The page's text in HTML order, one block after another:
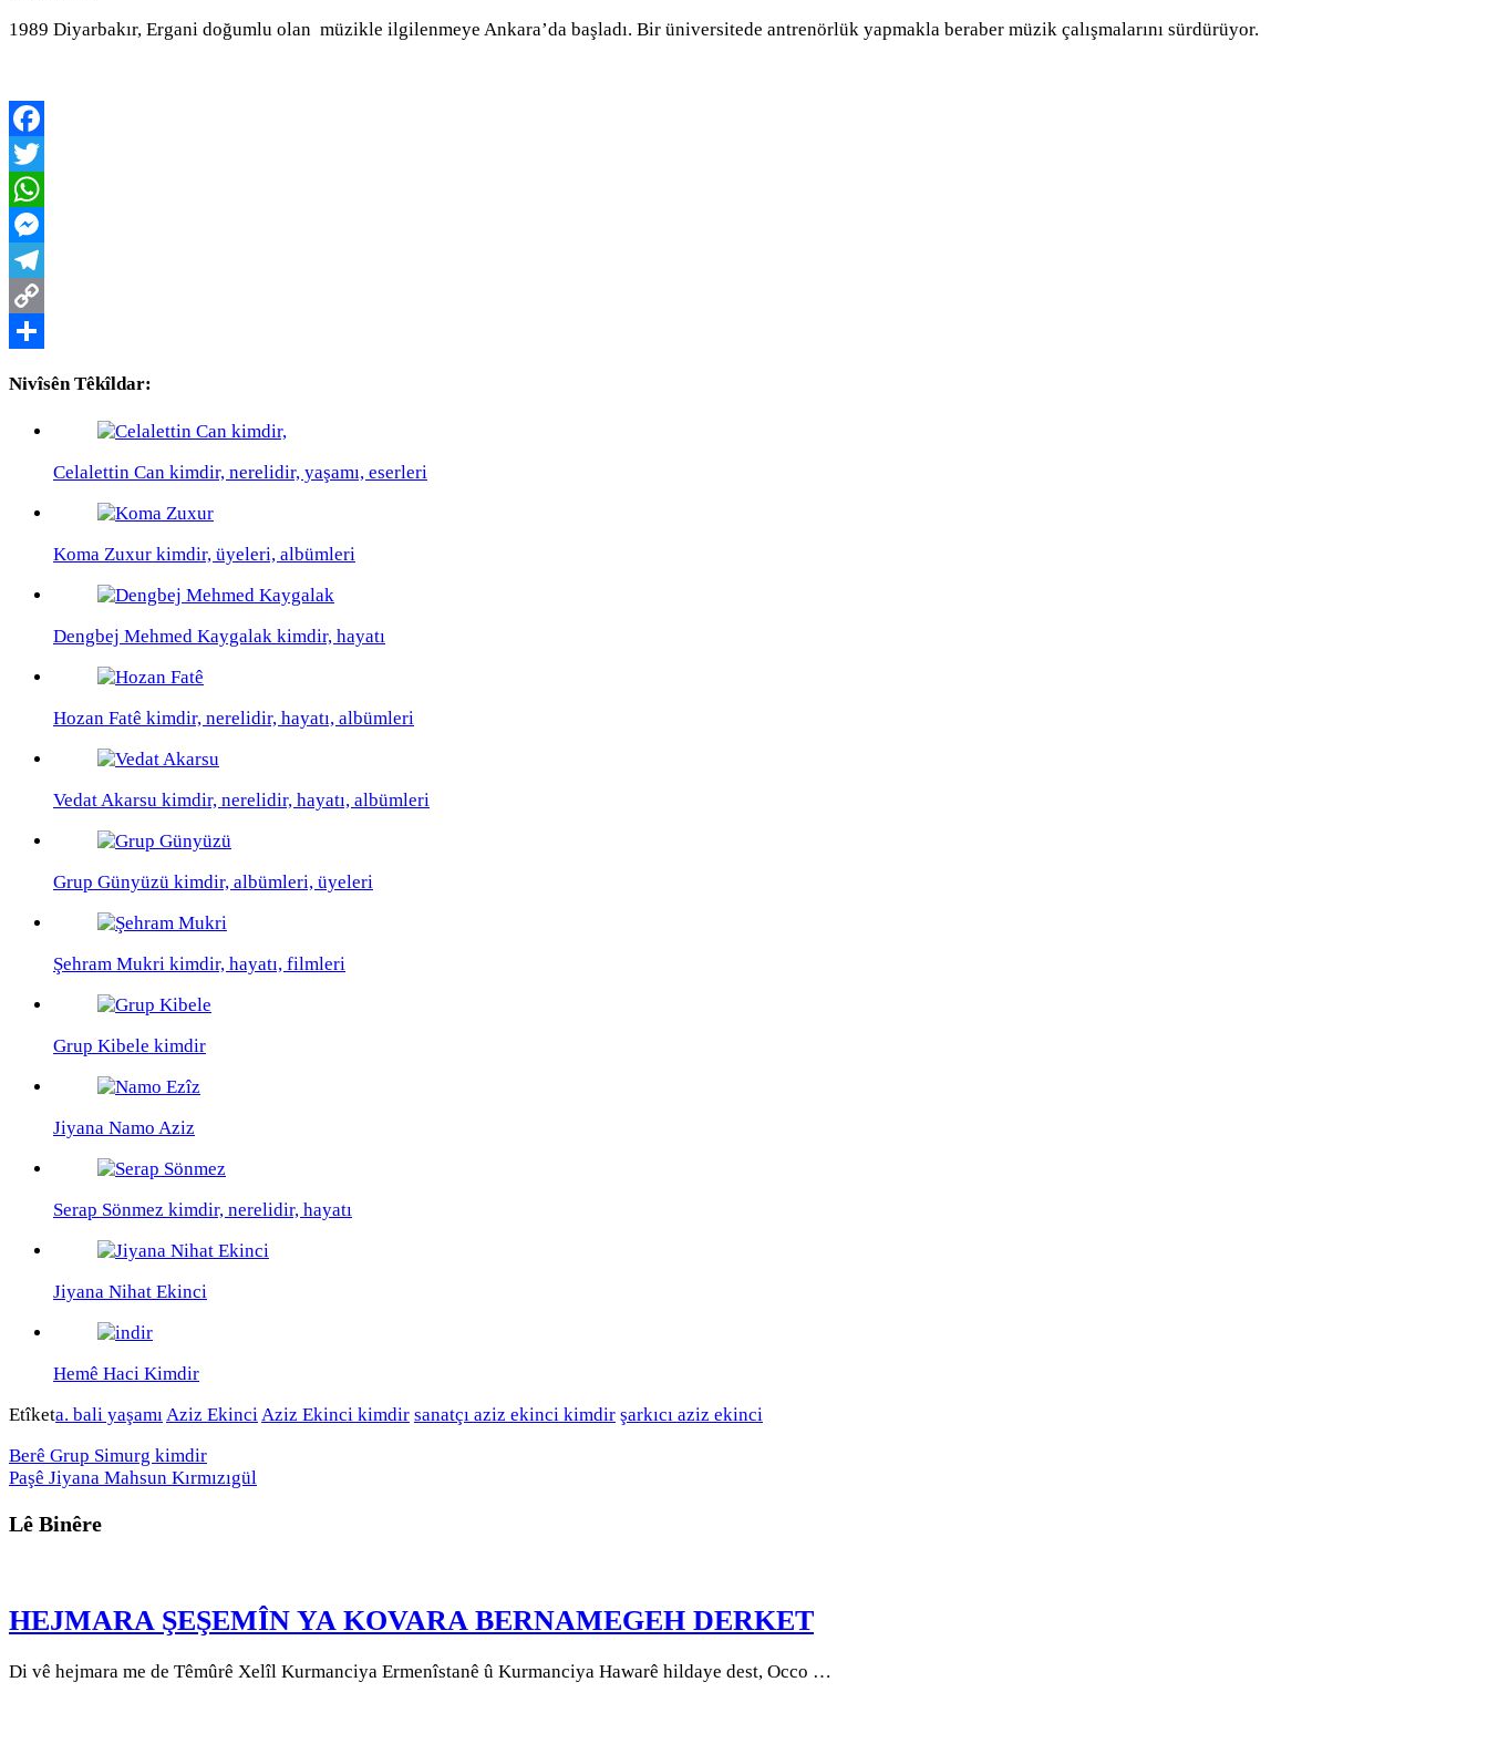
1989 Diyarbakır, Ergani doğumlu olan müzikle ilgilenmeye Ankara’da başladı. Bir üniversitede antrenörlük yapmakla beraber müzik çalışmalarını sürdürüyor.
Facebook
Twitter
WhatsApp
Messenger
Telegram
Copy
Nivîsên Têkîldar:
Celalettin Can kimdir, nerelidir, yaşamı, eserleri
Koma Zuxur kimdir, üyeleri, albümleri
Dengbej Mehmed Kaygalak kimdir, hayatı
Hozan Fatê kimdir, nerelidir, hayatı, albümleri
Vedat Akarsu kimdir, nerelidir, hayatı, albümleri
Grup Günyüzü kimdir, albümleri, üyeleri
Şehram Mukri kimdir, hayatı, filmleri
Grup Kibele kimdir
Jiyana Namo Aziz
Serap Sönmez kimdir, nerelidir, hayatı
Jiyana Nihat Ekinci
Hemê Haci Kimdir
Etîketa. bali yaşamıAziz EkinciAziz Ekinci kimdir sanatçı aziz ekinci kimdir şarkıcı aziz ekinci
Berê Grup Simurg kimdir
Paşê Jiyana Mahsun Kırmızıgül
Lê Binêre
HEJMARA ŞEŞEMÎN YA KOVARA BERNAMEGEH DERKET
Di vê hejmara me de Têmûrê Xelîl Kurmanciya Ermenîstanê û Kurmanciya Hawarê hildaye dest, Occo …